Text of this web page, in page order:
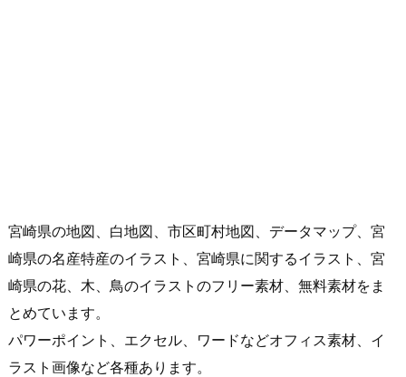
宮崎県の地図、白地図、市区町村地図、データマップ、宮
崎県の名産特産のイラスト、宮崎県に関するイラスト、宮
崎県の花、木、鳥のイラストのフリー素材、無料素材をま
とめています。
パワーポイント、エクセル、ワードなどオフィス素材、イ
ラスト画像など各種あります。